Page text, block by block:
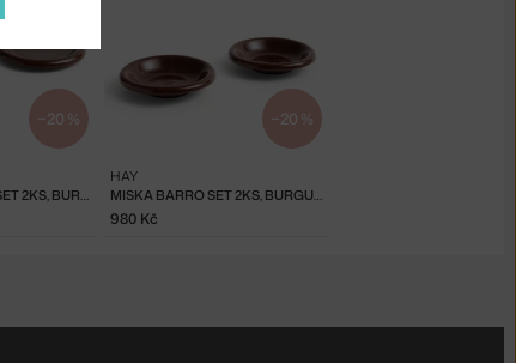
−20 %
TALÍŘ BARRO Ø18 SET 2KS, BURGUNDY
−20 %
MISKA BARRO SET 2KS, BURGUNDY
HAY
980 Kč